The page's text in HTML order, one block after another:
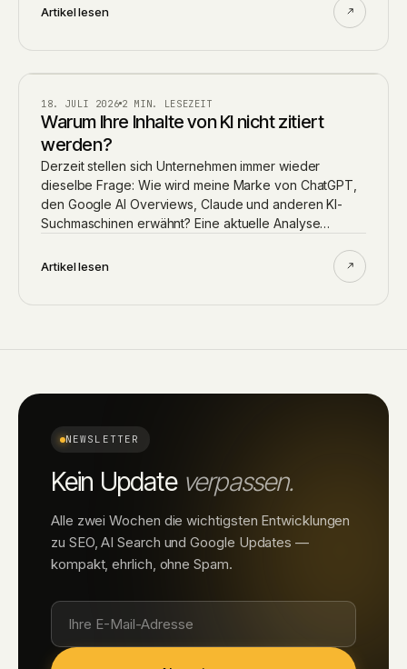
Artikel lesen
AI
18. JULI 2026 2 MIN. LESEZEIT
Warum Ihre Inhalte von KI nicht zitiert
werden?
Derzeit stellen sich Unternehmen immer wieder
dieselbe Frage: Wie wird meine Marke von ChatGPT,
den Google AI Overviews, Claude und anderen KI-
Suchmaschinen erwähnt? Eine aktuelle Analyse…
Artikel lesen
NEWSLETTER
Kein Update verpassen.
Alle zwei Wochen die wichtigsten Entwicklungen
zu SEO, AI Search und Google Updates —
kompakt, ehrlich, ohne Spam.